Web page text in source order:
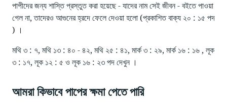
পাপীদের জন্য শাস্তি প্রস্তুত করা হয়েছে - যাদের নাম সেই জীবন - বইতে পাওয়া
গেল না, তাদেরও আগুনের হ্রদে ফেলে দেওয়া হলো (প্রকাশিত বাক্য ২০ : ১৫ পদ
) ।
মথি ৩ : ৭, মথি ১৩ : ৪০ - ৪২, মথি ২৫ : ৪১, মার্ক ৩ : ২৯, মার্ক ১৬ : ১৬ , লূক
৩ : ১৭, লূক ১২ : ৫ ও লূক ১৬ : ২৩ পদ দেখুন ।
আমরা কিভাবে পাপের ক্ষমা পেতে পারি